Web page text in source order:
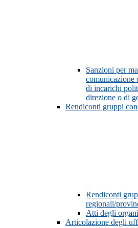
Sanzioni per
comunicazione
di incarichi
direzione o di
Rendiconti gruppi
Rendiconti
regionali/
Atti degli
Articolazione degli